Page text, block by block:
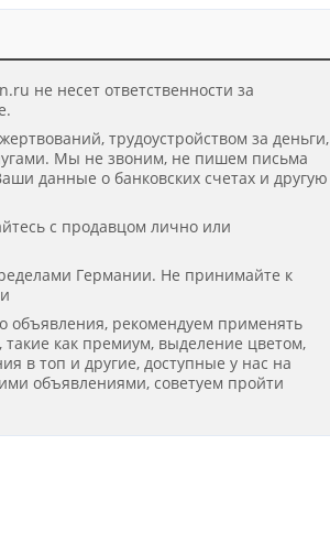
не несет ответственности за
трудоустройством за деньги,
Мы не звоним, не пишем письма
данные о банковских счетах и другую
с продавцом лично или
Германии. Не принимайте к
объявления, рекомендуем применять
как премиум, выделение цветом,
в топ и другие, доступные у нас на
объявлениями, советуем пройти